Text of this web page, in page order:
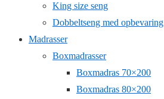
King size seng
Dobbeltseng med opbevaring
Madrasser
Boxmadrasser
Boxmadras 70×200
Boxmadras 80×200